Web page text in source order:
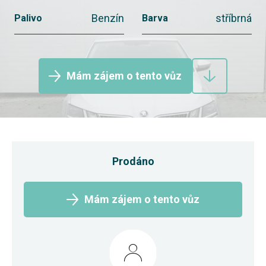
Palivo Benzín Barva stříbrná
Mám zájem o tento vůz
Prodáno
Mám zájem o tento vůz